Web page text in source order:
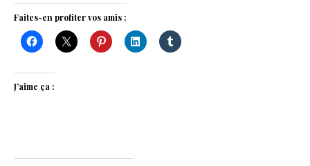
Faites-en profiter vos amis :
J’aime ça :